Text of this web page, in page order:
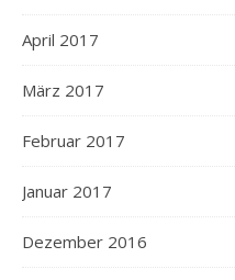
April 2017
März 2017
Februar 2017
Januar 2017
Dezember 2016